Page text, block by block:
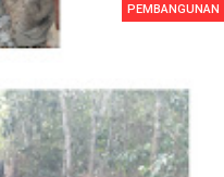
PEMBANGUNAN